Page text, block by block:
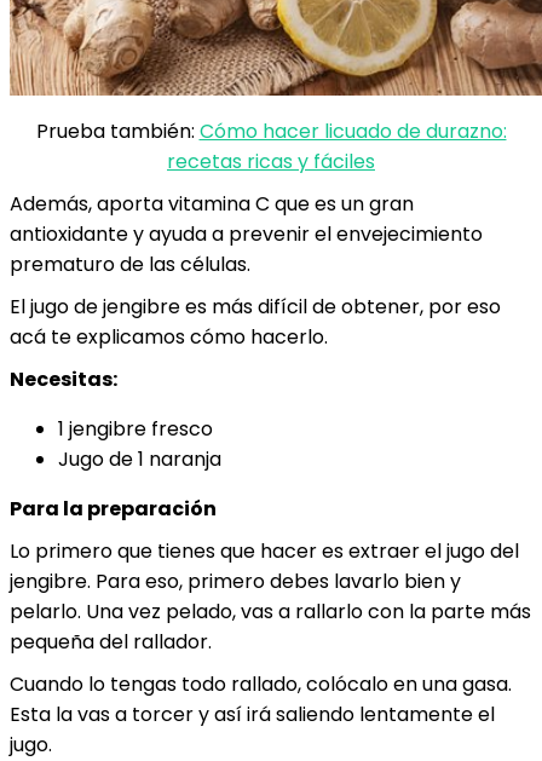
Prueba también: Cómo hacer licuado de durazno:
recetas ricas y fáciles
Además, aporta vitamina C que es un gran
antioxidante y ayuda a prevenir el envejecimiento
prematuro de las células.
El jugo de jengibre es más difícil de obtener, por eso
acá te explicamos cómo hacerlo.
Necesitas:
1 jengibre fresco
Jugo de 1 naranja
Para la preparación
Lo primero que tienes que hacer es extraer el jugo del
jengibre. Para eso, primero debes lavarlo bien y
pelarlo. Una vez pelado, vas a rallarlo con la parte más
pequeña del rallador.
Cuando lo tengas todo rallado, colócalo en una gasa.
Esta la vas a torcer y así irá saliendo lentamente el
jugo.